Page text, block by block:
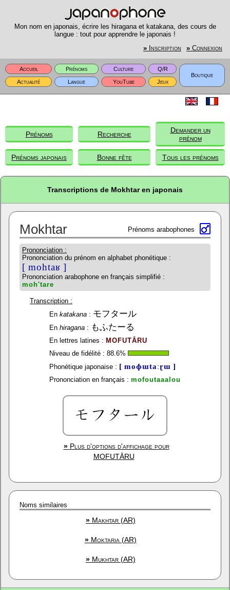
Mon nom en japonais, écrire les hiragana et katakana, des cours de
langue : tout pour apprendre le japonais !
» Inscription » Connexion
Accueil Prénoms Culture
Q/R
Boutique
Actualité
Langue YouTube Jeux
Prénoms Recherche
Demander un
prénom
Prénoms japonais Bonne fête Tous les prénoms
Transcriptions de Mokhtar en japonais
Mokhtar Prénoms arabophones
Prononciation :
Prononciation du prénom en alphabet phonétique :
[ mohtaʁ ]
Prononciation arabophone en français simplifié :
moh'tare
Transcription :
En katakana : モフタール
En hiragana : もふたーる
En lettres latines : MOFUTĀRU
Niveau de fidélité : 88.6%
Phonétique japonaise : [ moɸɯtaːɽɯ ]
Prononciation en français : mofoutaaalou
»Plus d'options d'affichage pour
MOFUTĀRU
Noms similaires
»Makhtar (AR)
»Moktaria (AR)
»Mukhtar (AR)